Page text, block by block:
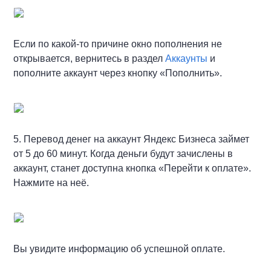
Если по какой-то причине окно пополнения не
открывается, вернитесь в разделАккаунты и
пополните аккаунт через кнопку «Пополнить».
5. Перевод денег на аккаунт Яндекс Бизнеса займет
от 5 до 60 минут. Когда деньги будут зачислены в
аккаунт, станет доступна кнопка «Перейти к оплате».
Нажмите на неё.
Вы увидите информацию об успешной оплате.